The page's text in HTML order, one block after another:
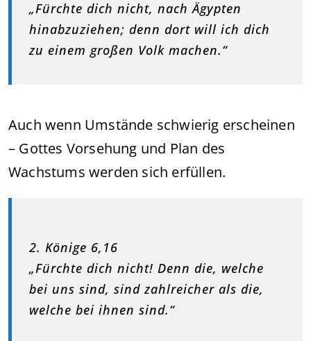
„Fürchte dich nicht, nach Ägypten
hinabzuziehen; denn dort will ich dich
zu einem großen Volk machen.“
Auch wenn Umstände schwierig erscheinen
– Gottes Vorsehung und Plan des
Wachstums werden sich erfüllen.
2. Könige 6,16
„Fürchte dich nicht! Denn die, welche
bei uns sind, sind zahlreicher als die,
welche bei ihnen sind.“